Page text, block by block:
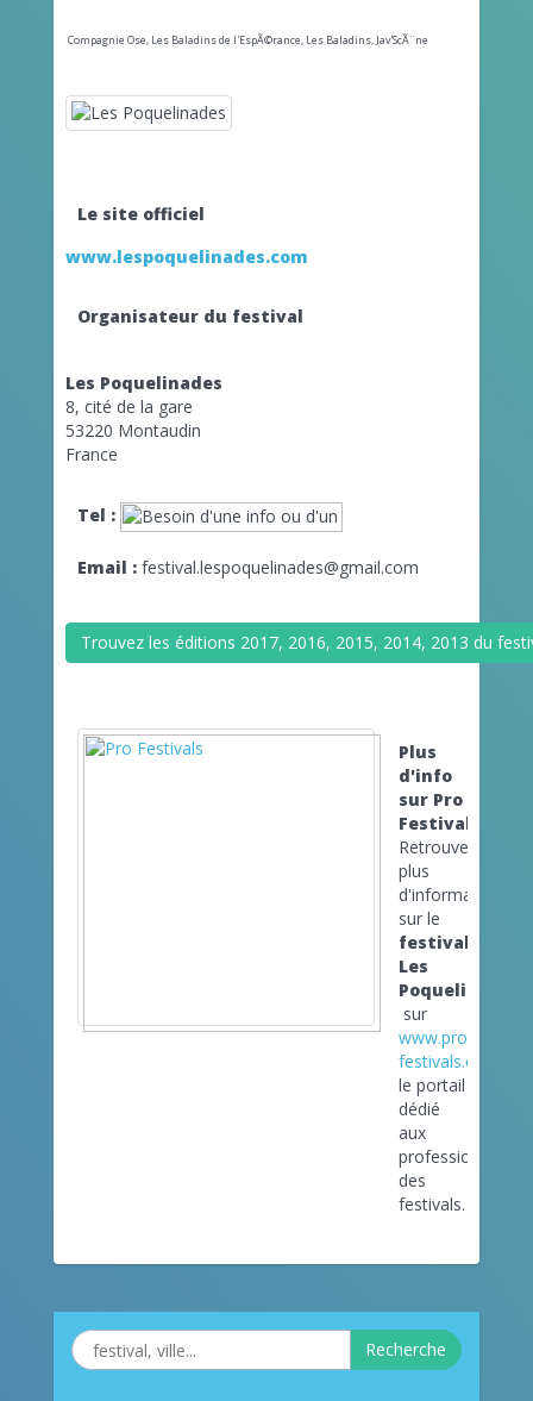
Compagnie Ose, Les Baladins de l'EspÃ©rance, Les Baladins, Jav'ScÃ¨ne
Le site officiel
www.lespoquelinades.com
Organisateur du festival
Les Poquelinades
8, cité de la gare
53220 Montaudin
France
Tel :
Email : festival.lespoquelinades@gmail.com
Trouvez les éditions 2017, 2016, 2015, 2014, 2013 du
Plus
d'info
sur Pro
Festivals
Retrouvez
plus
d'informations
sur le
festival
Les
Poquelinades
sur
www.pro-
festivals.com
le portail
dédié
aux
professionnels
des
festivals.
Recherche